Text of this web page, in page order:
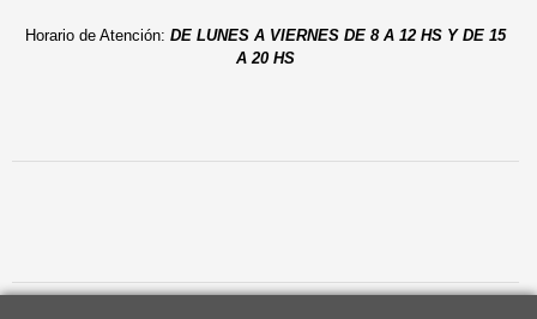
Horario de Atención: DE LUNES A VIERNES DE 8 A 12 HS Y DE 15
A 20 HS